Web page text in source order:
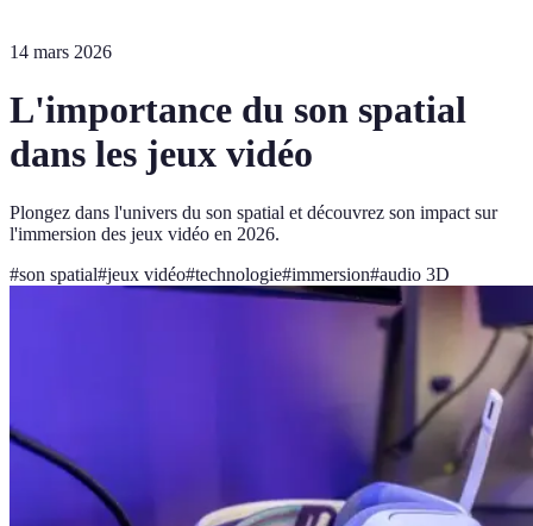
14 mars 2026
L'importance du son spatial
dans les jeux vidéo
Plongez dans l'univers du son spatial et découvrez son impact sur
l'immersion des jeux vidéo en 2026.
#son spatial#jeux vidéo#technologie#immersion#audio 3D